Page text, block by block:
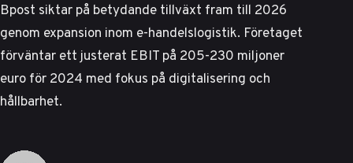
Bpost siktar på betydande tillväxt fram till 2026
genom expansion inom e-handelslogistik. Företaget
förväntar ett justerat EBIT på 205-230 miljoner
euro för 2024 med fokus på digitalisering och
hållbarhet.